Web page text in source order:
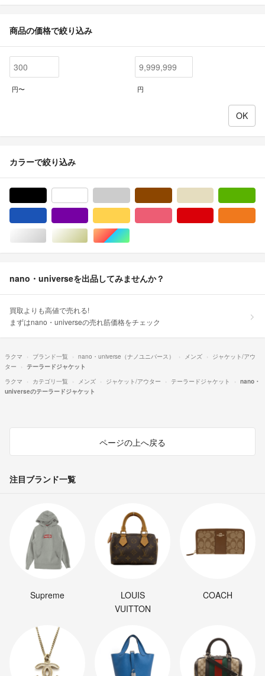
商品の価格で絞り込み
円〜 円
カラーで絞り込み
シルバー/銀色系ゴールド/金色系マルチカラー
nano・universeを出品してみませんか？
買取よりも高値で売れる!
まずはnano・universeの売れ筋価格をチェック
ラクマ ブランド一覧 nano・universe（ナノユニバース） メンズ
ジャケット/アウ
ター
テーラードジャケット
ラクマ
カテゴリ一覧 メンズ ジャケット/アウター テーラードジャケット
nano・
universeのテーラードジャケット
ページの上へ戻る
注目ブランド一覧
Supreme
LOUIS
VUITTON
COACH